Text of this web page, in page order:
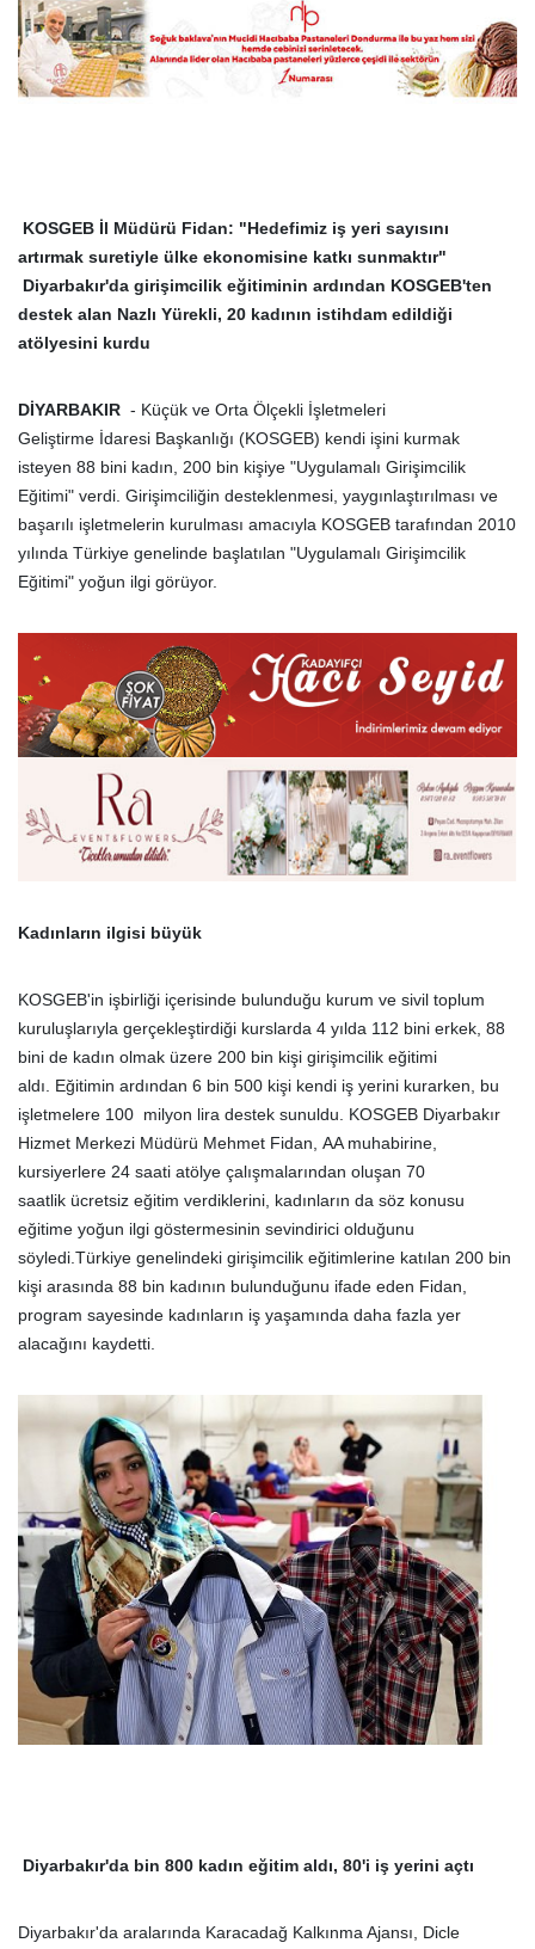
KOSGEB İl Müdürü Fidan: "Hedefimiz iş yeri sayısını
artırmak suretiyle ülke ekonomisine katkı sunmaktır"
Diyarbakır'da girişimcilik eğitiminin ardından KOSGEB'ten
destek alan Nazlı Yürekli, 20 kadının istihdam edildiği
atölyesini kurdu
DİYARBAKIR - Küçük ve Orta Ölçekli İşletmeleri
Geliştirme İdaresi Başkanlığı (KOSGEB) kendi işini kurmak
isteyen 88 bini kadın, 200 bin kişiye "Uygulamalı Girişimcilik
Eğitimi" verdi. Girişimciliğin desteklenmesi, yaygınlaştırılması ve
başarılı işletmelerin kurulması amacıyla KOSGEB tarafından 2010
yılında Türkiye genelinde başlatılan "Uygulamalı Girişimcilik
Eğitimi" yoğun ilgi görüyor.
Kadınların ilgisi büyük
KOSGEB'in işbirliği içerisinde bulunduğu kurum ve sivil toplum
kuruluşlarıyla gerçekleştirdiği kurslarda 4 yılda 112 bini erkek, 88
bini de kadın olmak üzere 200 bin kişi girişimcilik eğitimi
aldı. Eğitimin ardından 6 bin 500 kişi kendi iş yerini kurarken, bu
işletmelere 100 milyon lira destek sunuldu. KOSGEB Diyarbakır
Hizmet Merkezi Müdürü Mehmet Fidan, AA muhabirine,
kursiyerlere 24 saati atölye çalışmalarından oluşan 70
saatlik ücretsiz eğitim verdiklerini, kadınların da söz konusu
eğitime yoğun ilgi göstermesinin sevindirici olduğunu
söyledi.Türkiye genelindeki girişimcilik eğitimlerine katılan 200 bin
kişi arasında 88 bin kadının bulunduğunu ifade eden Fidan,
program sayesinde kadınların iş yaşamında daha fazla yer
alacağını kaydetti.
Diyarbakır'da bin 800 kadın eğitim aldı, 80'i iş yerini açtı
Diyarbakır'da aralarında Karacadağ Kalkınma Ajansı, Dicle